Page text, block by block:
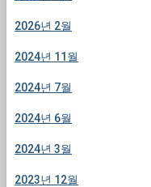
2026년 2월
2024년 11월
2024년 7월
2024년 6월
2024년 3월
2023년 12월